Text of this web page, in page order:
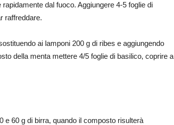
dal fuoco. Aggiungere 4-5 foglie di
raffreddare.
ai lamponi 200 g di ribes e aggiungendo
della menta mettere 4/5 foglie di basilico, coprire a
e 60 g di birra, quando il composto risulterà